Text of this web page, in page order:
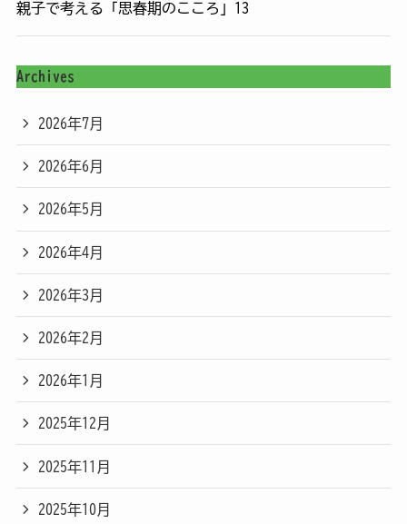
親子で考える「思春期のこころ」13
Archives
2026年7月
2026年6月
2026年5月
2026年4月
2026年3月
2026年2月
2026年1月
2025年12月
2025年11月
2025年10月